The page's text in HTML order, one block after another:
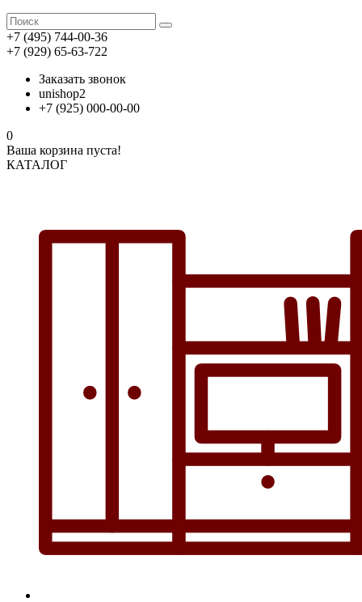
+7 (495) 744-00-36
+7 (929) 65-63-722
Заказать звонок
unishop2
+7 (925) 000-00-00
0
Ваша корзина пуста!
КАТАЛОГ